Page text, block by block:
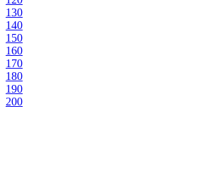
130
140
150
160
170
180
190
200